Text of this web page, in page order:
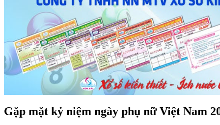
Gặp mặt kỷ niệm ngày phụ nữ Việt Nam